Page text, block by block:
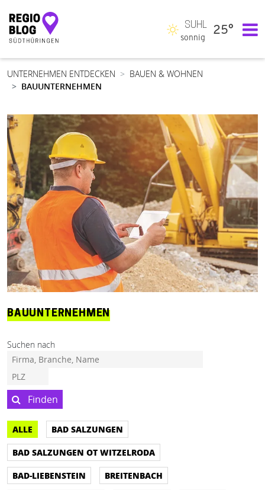
Hauptnavigation
SUHL
sonnig
25°
UNTERNEHMEN ENTDECKEN
BAUEN & WOHNEN
BAUUNTERNEHMEN
BAUUNTERNEHMEN
Suchen nach
Finden
ALLE
BAD SALZUNGEN
BAD SALZUNGEN OT WITZELRODA
BAD-LIEBENSTEIN
BREITENBACH